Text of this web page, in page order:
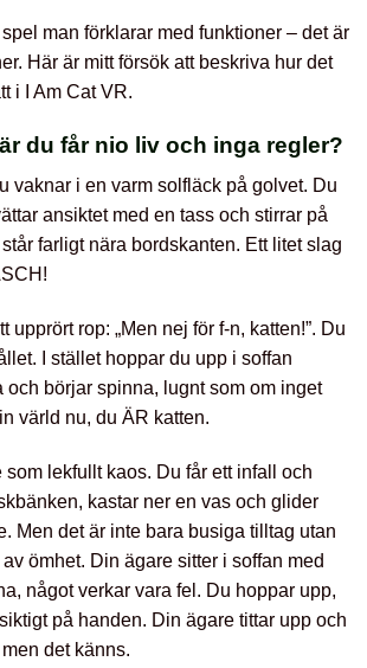
man förklarar med funktioner – det är
Här är mitt försök att beskriva hur det
i I Am Cat VR.
du får nio liv och inga regler?
vaknar i en varm solfläck på golvet. Du
ansiktet med en tass och stirrar på
farligt nära bordskanten. Ett litet slag
upprört rop: „Men nej för f-n, katten!”. Du
I stället hoppar du upp i soffan
och börjar spinna, lugnt som om inget
värld nu, du ÄR katten.
som lekfullt kaos. Du får ett infall och
kastar ner en vas och glider
Men det är inte bara busiga tilltag utan
ömhet. Din ägare sitter i soffan med
något verkar vara fel. Du hoppar upp,
på handen. Din ägare tittar upp och
det känns.